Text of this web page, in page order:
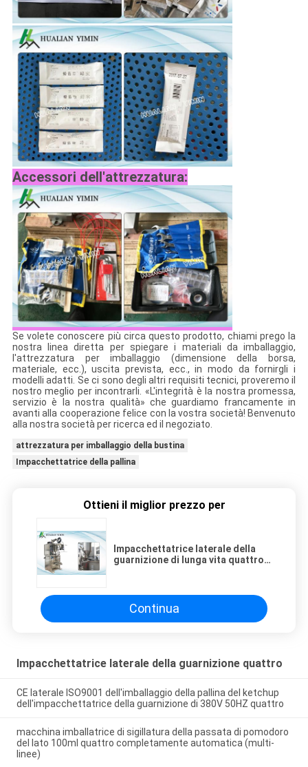
Accessori dell'attrezzatura:
Se volete conoscere più circa questo prodotto, chiami prego la
nostra linea diretta per spiegare i materiali da imballaggio,
l'attrezzatura per imballaggio (dimensione della borsa,
materiale, ecc.), uscita prevista, ecc., in modo da fornirgli i
modelli adatti. Se ci sono degli altri requisiti tecnici, proveremo il
nostro meglio per incontrarli. «L'integrità è la nostra promessa,
servizio è la nostra qualità» che guardiamo francamente in
avanti alla cooperazione felice con la vostra società! Benvenuto
alla nostra società per ricerca ed il negoziato.
attrezzatura per imballaggio della bustina
Impacchettatrice della pallina
Ottieni il miglior prezzo per
Impacchettatrice laterale della
guarnizione di lunga vita quattro
imballatrice della salsa liquida
automatica di HL-150J
Continua
Impacchettatrice laterale della guarnizione quattro
CE laterale ISO9001 dell'imballaggio della pallina del ketchup
dell'impacchettatrice della guarnizione di 380V 50HZ quattro
macchina imballatrice di sigillatura della passata di pomodoro
del lato 100ml quattro completamente automatica (multi-
linee)